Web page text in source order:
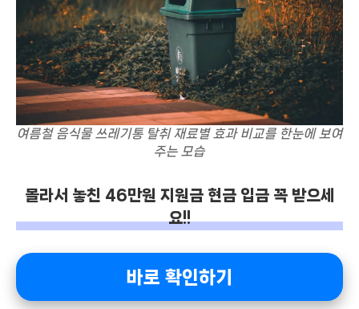
여름철 음식물 쓰레기통 탈취 재료별 효과 비교를 한눈에 보여
주는 모습
몰라서 놓친 46만원 지원금 현금 입금 꼭 받으세
요!!
바로 확인하기